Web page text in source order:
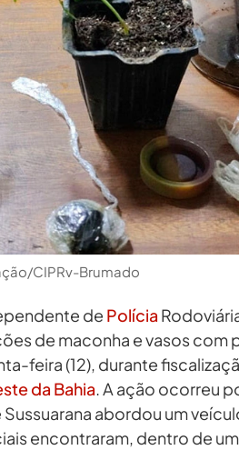
CIPRv-Brumado
de Polícia
de maconha e vasos com
feira (12), durante
da Bahia. A ação ocorreu
abordou um
encontraram, dentro de